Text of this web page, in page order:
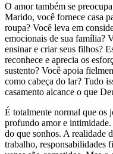
O amor também se
Marido, você fornece casa
roupa? Você leva em
emocionais de sua família?
ensinar e criar seus filhos?
reconhece e aprecia os
sustento? Você apoia
como cabeça do lar? Tudo
casamento alcance o que
É totalmente normal que os
profundo amor e
do que sonhos. A realidade
trabalho, responsabilidades